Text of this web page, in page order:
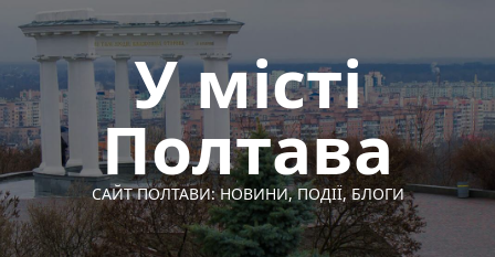
Перейти
вмісту
У місті
Полтава
САЙТ ПОЛТАВИ: НОВИНИ, ПОДІЇ, БЛОГИ